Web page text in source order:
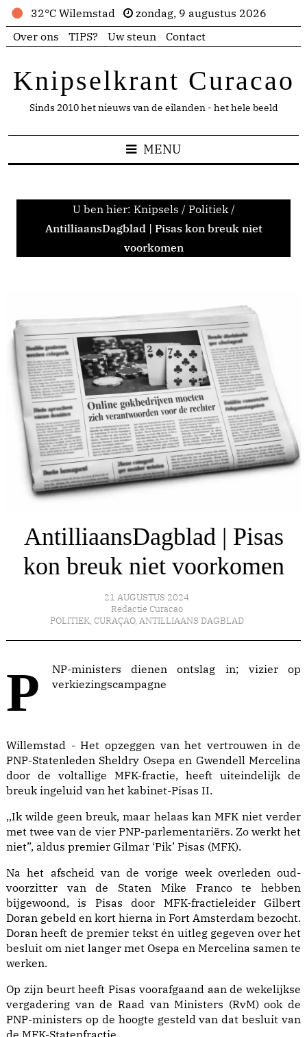
32°C Wilemstad
zondag, 9 augustus 2026
Over ons
TIPS? Uw steun Contact
Knipselkrant Curacao
Sinds 2010 het nieuws van de eilanden - het hele beeld
MENU
U ben hier: Knipsels / Politiek /
AntilliaansDagblad | Pisas kon breuk niet
voorkomen
AntilliaansDagblad | Pisas
kon breuk niet voorkomen
21 AUGUSTUS 2024
Redactie Curacao
POLITIEK, CURAÇAO, ANTILLIAANS DAGBLAD
PNP-ministers dienen ontslag in; vizier op verkiezingscampagne
Willemstad - Het opzeggen van het vertrouwen in de
PNP-Statenleden Sheldry Osepa en Gwendell Mercelina
door de voltallige MFK-fractie, heeft uiteindelijk de
breuk ingeluid van het kabinet-Pisas II.
,,Ik wilde geen breuk, maar helaas kan MFK niet verder
met twee van de vier PNP-parlementariërs. Zo werkt het
niet”, aldus premier Gilmar ‘Pik’ Pisas (MFK).
Na het afscheid van de vorige week overleden oud-
voorzitter van de Staten Mike Franco te hebben
bijgewoond, is Pisas door MFK-fractieleider Gilbert
Doran gebeld en kort hierna in Fort Amsterdam bezocht.
Doran heeft de premier tekst én uitleg gegeven over het
besluit om niet langer met Osepa en Mercelina samen te
werken.
Op zijn beurt heeft Pisas voorafgaand aan de wekelijkse
vergadering van de Raad van Ministers (RvM) ook de
PNP-ministers op de hoogte gesteld van dat besluit van